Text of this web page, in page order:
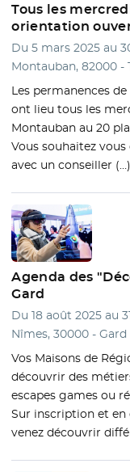
Tous les
orientation
Du 5 mars 2025 au
Montauban, 82000 -
Les permanences
ont lieu tous les
Montauban au 20
Vous souhaitez
avec un conseiller (…)
Agenda des
Gard
Du 18 août 2025 au
Nîmes, 30000 - Gard
Vos Maisons de
découvrir des
escapes games ou
Sur inscription et en
venez découvrir